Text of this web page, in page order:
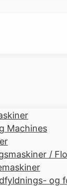
Machines
/
og